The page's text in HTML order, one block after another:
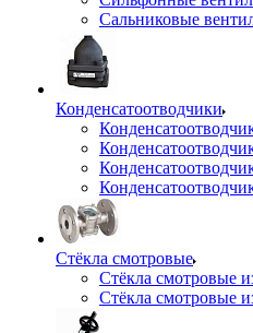
Сальниковые
Конденсатоотводчики
Стёкла смотровые
Стёкла смотровые
Стёкла смотровые